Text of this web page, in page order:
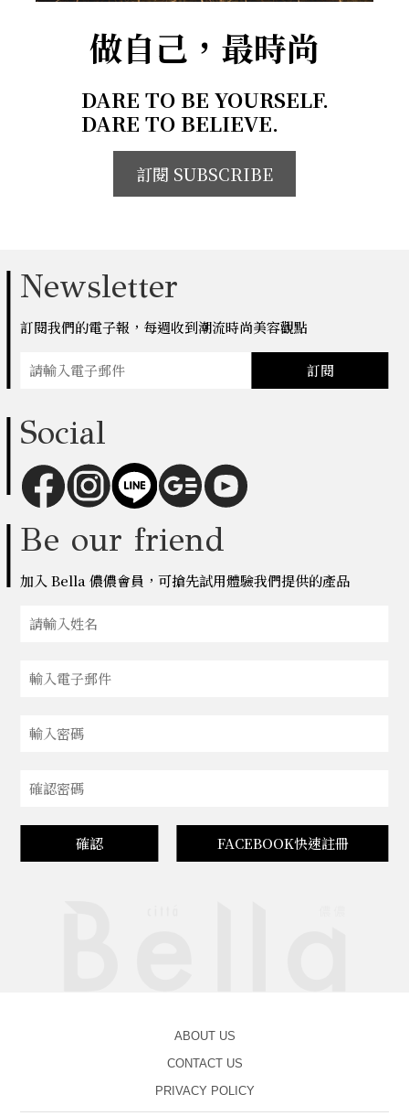
做自己，最時尚
DARE TO BE YOURSELF.
DARE TO BELIEVE.
訂閱 SUBSCRIBE
Newsletter
訂閱我們的電子報，每週收到潮流時尚美容觀點
訂閱
Social
Be our friend
加入 Bella 儂儂會員，可搶先試用體驗我們提供的產品
確認 FACEBOOK快速註冊
ABOUT US
CONTACT US
PRIVACY POLICY